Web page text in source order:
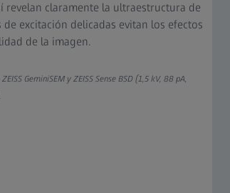
revelan claramente la ultraestructura de
excitación delicadas evitan los efectos
de la imagen.​
GeminiSEM y ZEISS Sense BSD (1,5 kV, 88 pA,